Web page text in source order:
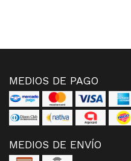
MEDIOS DE PAGO
MEDIOS DE ENVÍO